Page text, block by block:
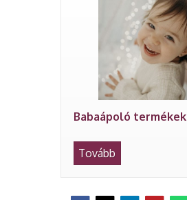
Babaápoló termékek
Tovább